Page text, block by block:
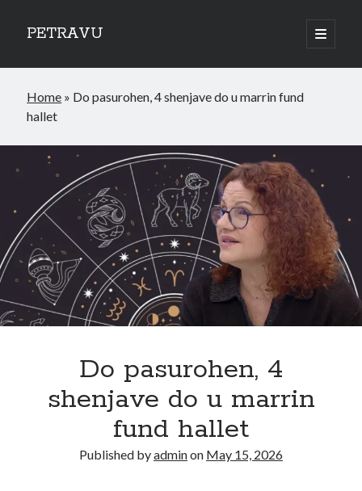
PETRAVU
open
primary
Sidebar
Bank
Credit Cards
World
Home » Do pasurohen, 4 shenjave do u marrin fund
hallet
Do pasurohen, 4
shenjave do u marrin
fund hallet
Published byadminon May 15, 2026